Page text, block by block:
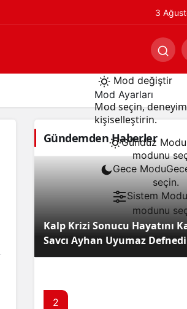
3
Mod değiştir
Mod Ayarları
Mod seçin,
kişiselleştirin.
Gündüz Modu
modunu
Gece Modu
seçin.
Sistem Modu
modunu
Gündemden Haberler
Kalp Krizi Sonucu Hayatını
Savcı Ayhan Uyumaz
2